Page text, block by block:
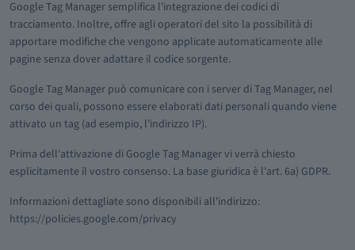
Google Tag Manager semplifica l'integrazione dei codici di
tracciamento. Inoltre, offre agli operatori del sito la possibilità di
apportare modifiche che vengono applicate automaticamente alle
pagine senza dover adattare il codice sorgente.
Google Tag Manager può comunicare con i server di Tag Manager, nel
corso dei quali, possono essere elaborati dati personali quando viene
attivato un tag (ad esempio, l'indirizzo IP).
Prima dell'attivazione di Google Tag Manager vi verrà chiesto
esplicitamente il vostro consenso. La base giuridica è l'art. 6a) GDPR.
Informazioni dettagliate sono disponibili all'indirizzo:
https://policies.google.com/privacy